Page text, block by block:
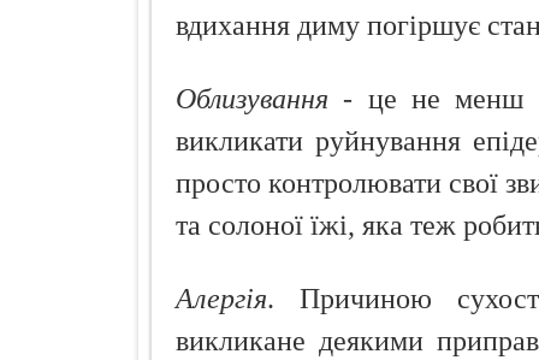
вдихання диму погіршує
Облизування - це не менш
викликати руйнування
просто контролювати свої
та солоної їжі, яка теж
Алергія. Причиною
викликане деякими